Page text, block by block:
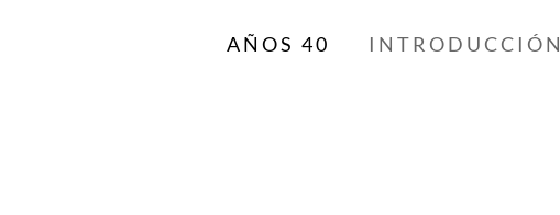
AÑOS 40 INTRODUCCIÓN